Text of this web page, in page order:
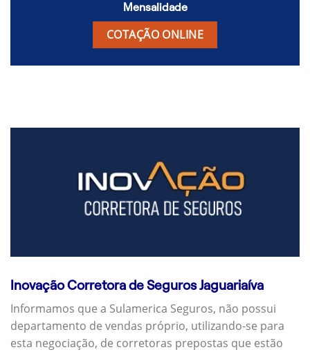
Mensalidade
COTAÇÃO ONLINE
Inovação Corretora de Seguros Jaguariaíva
Informamos que a Sulamerica Seguros, não possui
departamento de vendas próprio, utilizando-se para
esta negociação, de corretoras prepostas que estão